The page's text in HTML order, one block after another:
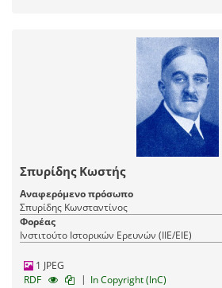
Σπυρίδης Κωστής
Αναφερόμενο πρόσωπο
Σπυρίδης Κωνσταντίνος
Φορέας
Ινστιτούτο Ιστορικών Ερευνών (ΙΙΕ/ΕΙΕ)
1 JPEG
RDF
| In Copyright (InC)